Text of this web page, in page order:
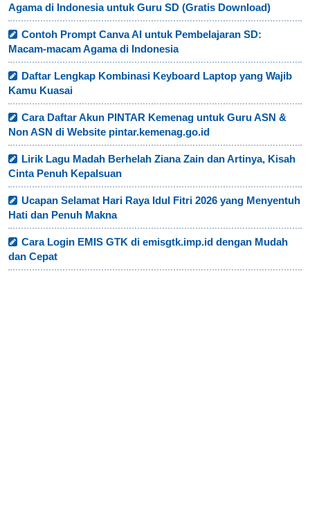
Agama di Indonesia untuk Guru SD (Gratis Download)
Contoh Prompt Canva AI untuk Pembelajaran SD:
Macam-macam Agama di Indonesia
Daftar Lengkap Kombinasi Keyboard Laptop yang Wajib
Kamu Kuasai
Cara Daftar Akun PINTAR Kemenag untuk Guru ASN &
Non ASN di Website pintar.kemenag.go.id
Lirik Lagu Madah Berhelah Ziana Zain dan Artinya, Kisah
Cinta Penuh Kepalsuan
Ucapan Selamat Hari Raya Idul Fitri 2026 yang Menyentuh
Hati dan Penuh Makna
Cara Login EMIS GTK di emisgtk.imp.id dengan Mudah
dan Cepat